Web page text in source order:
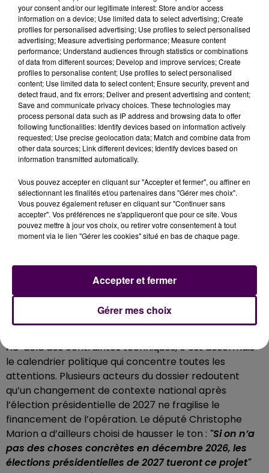
le travail préparatoire reste largement exploitable. Le
terrain initial n’est pas officiellement abandonné, mais
d’autres sites sont désormais étudiés :"On ne
s’interdit rien"confirme le maire de Vendôme, Laurent
Brillard. Quelques emplacements compatibles ont été
identifiés à proximité du pôle urbain vendômois,
notamment vers la gare TGV. L’enjeu principal
demeurant l’amélioration de la prise en charge des
patients et l’attractivité pour les professionnels de
santé.
UNE COURSE CONTRE LA MONTRE
AVANT 2027
Au-delà des contraintes techniques, c’est désormais
le calendrier politique qui concentre toutes les
attentions. Plusieurs acteurs du dossier redoutent
qu’un changement de contexte national après
l’élection présidentielle de 2027 ne fragilise le
financement de l’opération. Le député Christophe
Marion a d’ailleurs choisi de hausser le ton : "Si on n’a
pas des choses concrètes en décembre 2026, les
élections présidentielles de 2027 tueront ce projet"
your consent and/or our legitimate interest: Store and/or access
information on a device; Use limited data to select advertising; Create
profiles for personalised advertising; Use profiles to select personalised
advertising; Measure advertising performance; Measure content
performance; Understand audiences through statistics or combinations
of data from different sources; Develop and improve services; Create
profiles to personalise content; Use profiles to select personalised
content; Use limited data to select content; Ensure security, prevent and
detect fraud, and fix errors; Deliver and present advertising and content;
Save and communicate privacy choices. These technologies may
process personal data such as IP address and browsing data to offer
following functionalities: Identify devices based on information actively
requested; Use precise geolocation data; Match and combine data from
other data sources; Link different devices; Identify devices based on
information transmitted automatically.
Vous pouvez accepter en cliquant sur "Accepter et fermer", ou affiner en
sélectionnant les finalités et/ou partenaires dans "Gérer mes choix".
Vous pouvez également refuser en cliquant sur "Continuer sans
accepter". Vos préférences ne s'appliqueront que pour ce site. Vous
pouvez mettre à jour vos choix, ou retirer votre consentement à tout
moment via le lien "Gérer les cookies" situé en bas de chaque page.
Gérer mes choix
Accepter et fermer